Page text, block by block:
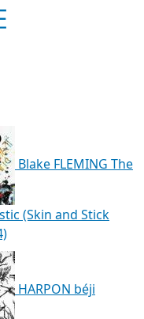
Blake FLEMING The
(Skin and Stick
HARPON béji